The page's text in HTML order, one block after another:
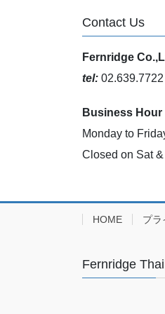
Contact Us
Fernridge
tel: 02.639.7722
Business Hour
Monday to
Closed on Sat
HOME プラ
Fernridge